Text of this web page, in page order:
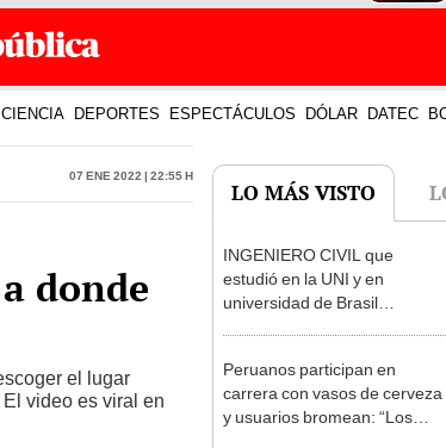
CIENCIA DEPORTES ESPECTÁCULOS DÓLAR DATEC
07 Ene 2022 | 22:55 h
donde
el lugar
video es viral en
LO MÁS VISTO
INGENIERO CIVIL que
estudió en la UNI y en
universidad de Brasil
Peruanos participan en
carrera con vasos de cerveza
y usuarios bromean: “Los